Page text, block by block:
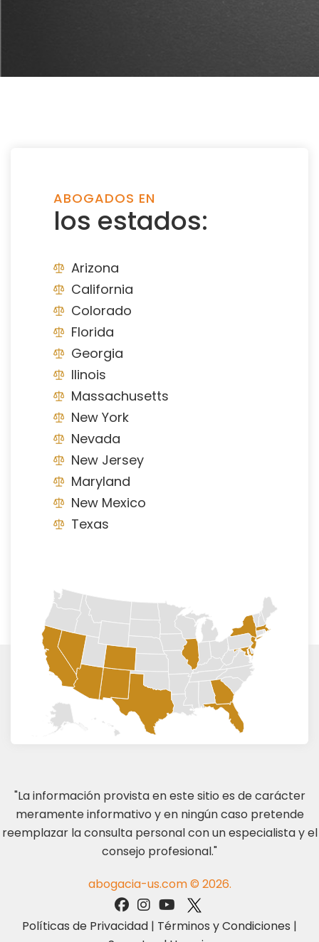
ABOGADOS EN
los estados:
Arizona
California
Colorado
Florida
Georgia
Ilinois
Massachusetts
New York
Nevada
New Jersey
Maryland
New Mexico
Texas
"La información provista en este sitio es de carácter
meramente informativo y en ningún caso pretende
reemplazar la consulta personal con un especialista y el
consejo profesional."
abogacia-us.com © 2026.
Políticas de Privacidad | Términos y Condiciones |